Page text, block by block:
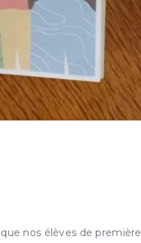
nos élèves de première